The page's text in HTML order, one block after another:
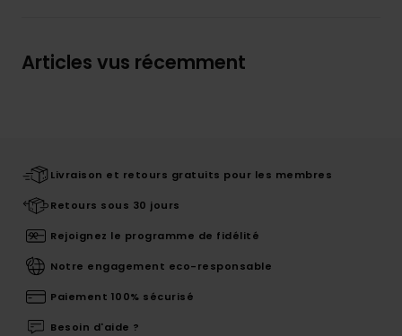
Articles vus récemment
Livraison et retours gratuits pour les membres
Retours sous 30 jours
Rejoignez le programme de fidélité
Notre engagement eco-responsable
Paiement 100% sécurisé
Besoin d'aide ?